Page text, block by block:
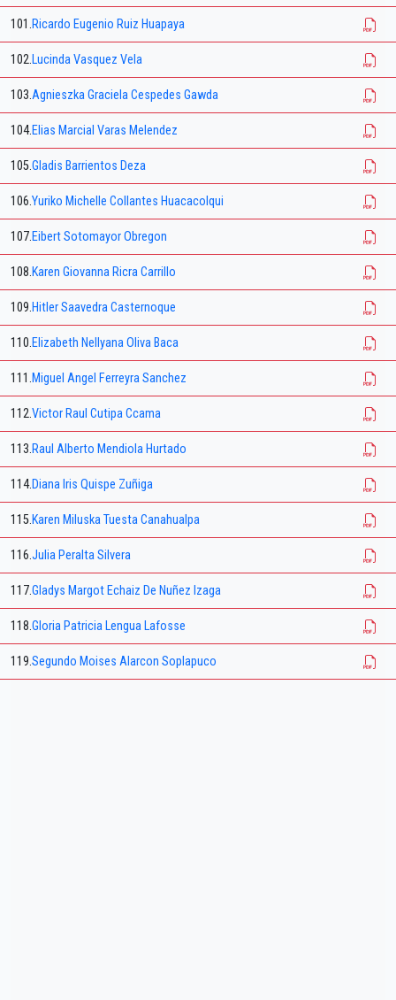
101.Ricardo Eugenio Ruiz Huapaya
102.Lucinda Vasquez Vela
103.Agnieszka Graciela Cespedes Gawda
104.Elias Marcial Varas Melendez
105.Gladis Barrientos Deza
106.Yuriko Michelle Collantes Huacacolqui
107.Eibert Sotomayor Obregon
108.Karen Giovanna Ricra Carrillo
109.Hitler Saavedra Casternoque
110.Elizabeth Nellyana Oliva Baca
111.Miguel Angel Ferreyra Sanchez
112.Victor Raul Cutipa Ccama
113.Raul Alberto Mendiola Hurtado
114.Diana Iris Quispe Zuñiga
115.Karen Miluska Tuesta Canahualpa
116.Julia Peralta Silvera
117.Gladys Margot Echaiz De Nuñez Izaga
118.Gloria Patricia Lengua Lafosse
119.Segundo Moises Alarcon Soplapuco